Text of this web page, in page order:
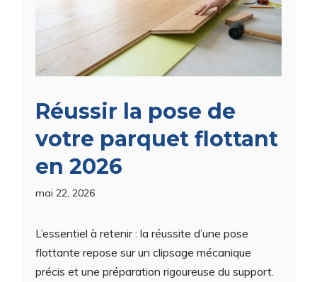
Réussir la pose de
votre parquet flottant
en 2026
mai 22, 2026
L’essentiel à retenir : la réussite d’une pose
flottante repose sur un clipsage mécanique
précis et une préparation rigoureuse du support.